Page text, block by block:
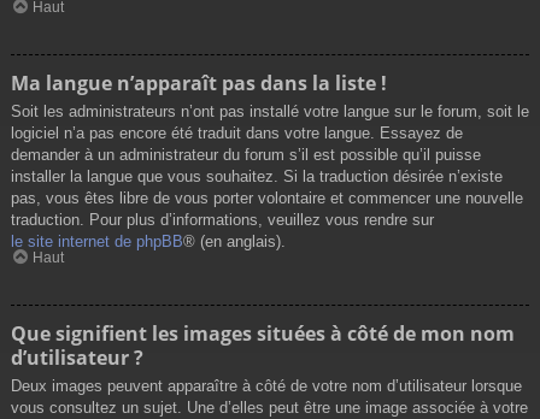
Haut
Ma langue n’apparaît pas dans la liste !
Soit les administrateurs n’ont pas installé votre langue sur le forum, soit le
logiciel n’a pas encore été traduit dans votre langue. Essayez de
demander à un administrateur du forum s’il est possible qu’il puisse
installer la langue que vous souhaitez. Si la traduction désirée n’existe
pas, vous êtes libre de vous porter volontaire et commencer une nouvelle
traduction. Pour plus d’informations, veuillez vous rendre sur
le site internet de phpBB® (en anglais).
Haut
Que signifient les images situées à côté de mon nom
d’utilisateur ?
Deux images peuvent apparaître à côté de votre nom d’utilisateur lorsque
vous consultez un sujet. Une d’elles peut être une image associée à votre